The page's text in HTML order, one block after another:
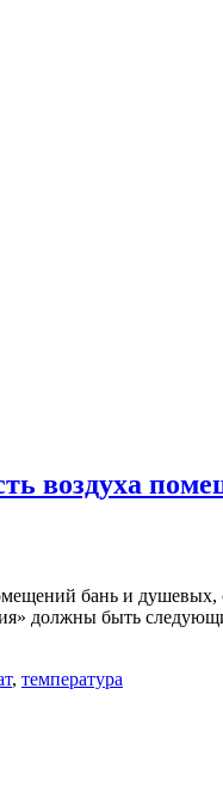
воздуха
бань и
должны быть
, температура